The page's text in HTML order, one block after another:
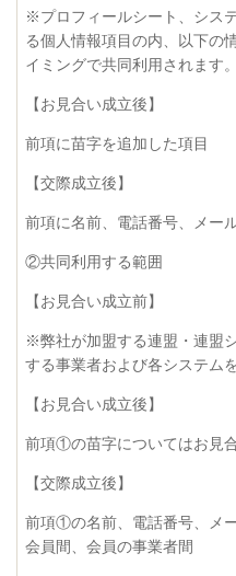
※プロフィールシート、シス
る個人情報項目の内、以下の
イミングで共同利用されます。
【お見合い成立後】
前項に苗字を追加した項目
【交際成立後】
前項に名前、電話番号、メー
②共同利用する範囲
【お見合い成立前】
※弊社が加盟する連盟・連盟
する事業者および各システム
【お見合い成立後】
前項①の苗字についてはお見
【交際成立後】
前項①の名前、電話番号、メ
会員間、会員の事業者間